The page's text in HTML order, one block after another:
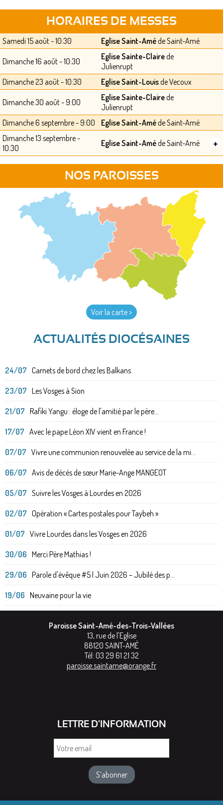
HORAIRES DE MESSES
Samedi 15 août - 10:30 Eglise Saint-Améde Saint-Amé
Dimanche 16 août - 10:30 Eglise Sainte-Clairede
Julienrupt
Dimanche 23 août - 10:30
Eglise Saint-Louisde Vecoux
Dimanche 30 août - 9:00 Eglise Sainte-Clairede
Julienrupt
Dimanche 6 septembre - 9:00
Eglise Saint-Améde Saint-Amé
Dimanche 13 septembre -
10:30
Eglise Saint-Améde Saint-Amé +
NOS PAROISSES
Voir la carte >
ACTUALITÉS DIOCÉSAINES
24/07 Carnets de bord chez les Balkans
23/07 Les Vosges à Sion
21/07 Rafiki Yangu : éloge de l'amitié par le père...
17/07 Avec le pape Léon XIV vient en France !
07/07 Vivre une communion renouvelée au service de la mi...
06/07 Avis de décès de sœur Marie-Ange MANGEOT
05/07 Suivre les Vosges à Lourdes en 2026
02/07 Opération « Cartes postales pour Taybeh »
01/07 Vivre Lourdes dans les Vosges en 2026
30/06 Merci Père Mathias !
29/06 Parole d'évêque #5 | Juin 2026 – Jubilé des p...
19/06 Neuvaine pour la vie
Paroisse Saint-Amé-des-Trois-Vallées
13, rue de l'Eglise
88120 SAINT-AMÉ
Tél: 03 29 61 21 32
paroisse.saintame@orange.fr
LETTRE D'INFORMATION